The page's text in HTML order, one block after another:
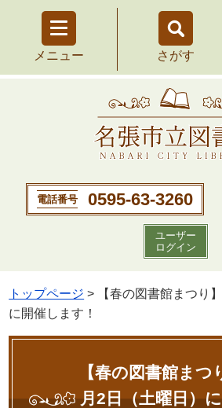
メニュー
開
さがす
開
く
電話番号 0595-63-3260
ユーザー
ログイン
トップページ > 【春の図書館まつり
に開催します！
【春の図書館まつ
月2日（土曜日）